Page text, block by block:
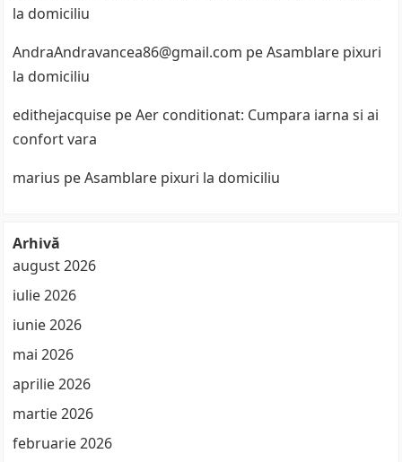
la domiciliu
AndraAndravancea86@gmail.com peAsamblare pixuri
la domiciliu
edithejacquise peAer conditionat: Cumpara iarna si ai
confort vara
marius peAsamblare pixuri la domiciliu
Arhivă
august 2026
iulie 2026
iunie 2026
mai 2026
aprilie 2026
martie 2026
februarie 2026